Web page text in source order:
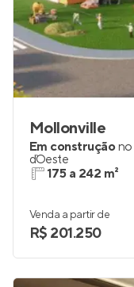
Mollonville
Em construçãono
d`Oeste
175 a 242 m²
Venda a partir de
R$ 201.250